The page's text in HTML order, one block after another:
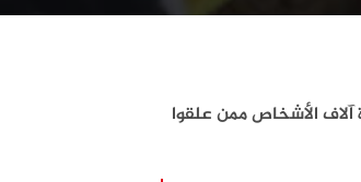
الأشخاص ممن علقوا